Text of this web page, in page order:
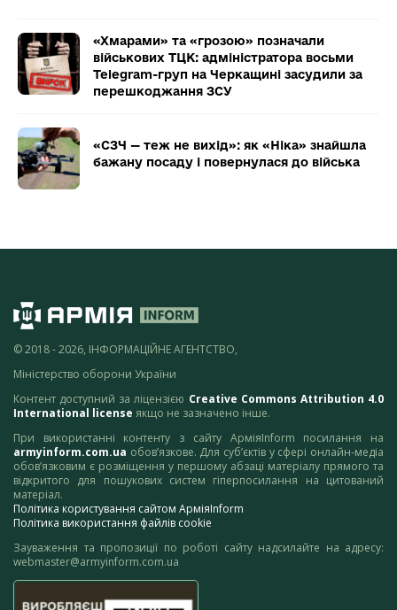
«Хмарами» та «грозою» позначали
військових ТЦК: адміністратора восьми
Telegram-груп на Черкащині засудили за
перешкоджання ЗСУ
«СЗЧ — теж не вихід»: як «Ніка» знайшла
бажану посаду і повернулася до війська
© 2018 - 2026, ІНФОРМАЦІЙНЕ АГЕНТСТВО,
Міністерство оборони України
Контент доступний за ліцензією Creative Commons Attribution 4.0
International license якщо не зазначено інше.
При використанні контенту з сайту АрміяInform посилання на
armyinform.com.ua обов’язкове. Для суб’єктів у сфері онлайн-медіа
обов’язковим є розміщення у першому абзаці матеріалу прямого та
відкритого для пошукових систем гіперпосилання на цитований
матеріал.
Політика користування сайтом АрміяInform
Політика використання файлів cookie
Зауваження та пропозиції по роботі сайту надсилайте на адресу:
webmaster@armyinform.com.ua